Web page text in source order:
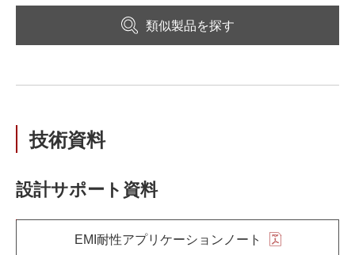
類似製品を探す
技術資料
設計サポート資料
EMI耐性アプリケーションノート